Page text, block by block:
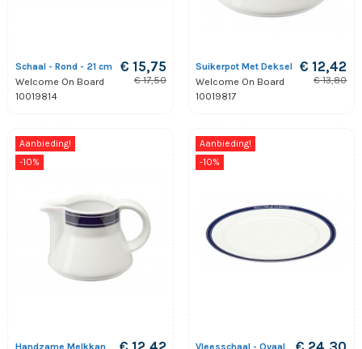
Schaal - Rond - 21 cm
Welcome On Board
10019814
€ 15,75
€ 17,50
Suikerpot Met Deksel
Welcome On Board
10019817
€ 12,42
€ 13,80
Aanbieding!
-10%
Handzame Melkkan
Aanbieding!
-10%
Vleesschaal - Ovaal